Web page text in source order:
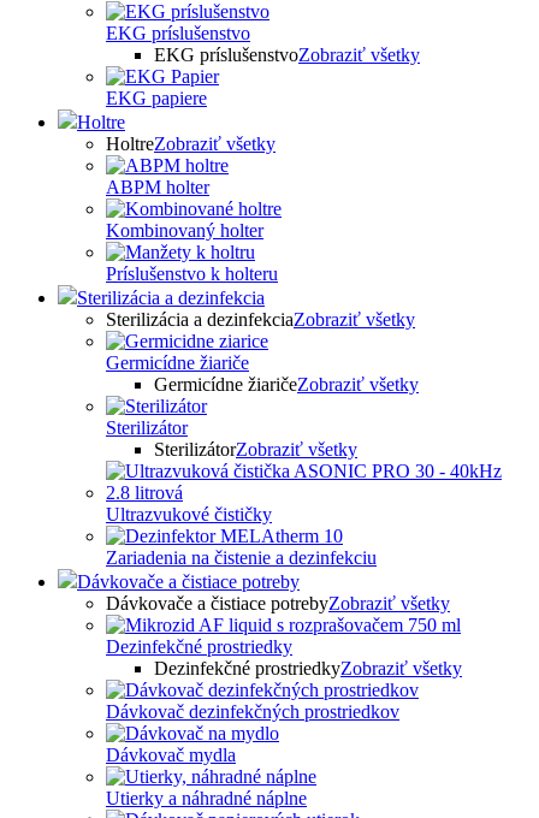
EKG príslušenstvo
EKG príslušenstvoZobraziť všetky
EKG papiere
Holtre
HoltreZobraziť všetky
ABPM holter
Kombinovaný holter
Príslušenstvo k holteru
Sterilizácia a dezinfekcia
Sterilizácia a dezinfekciaZobraziť všetky
Germicídne žiariče
Germicídne žiaričeZobraziť všetky
Sterilizátor
SterilizátorZobraziť všetky
Ultrazvukové čističky
Zariadenia na čistenie a dezinfekciu
Dávkovače a čistiace potreby
Dávkovače a čistiace potrebyZobraziť všetky
Dezinfekčné prostriedky
Dezinfekčné prostriedkyZobraziť všetky
Dávkovač dezinfekčných prostriedkov
Dávkovač mydla
Utierky a náhradné náplne